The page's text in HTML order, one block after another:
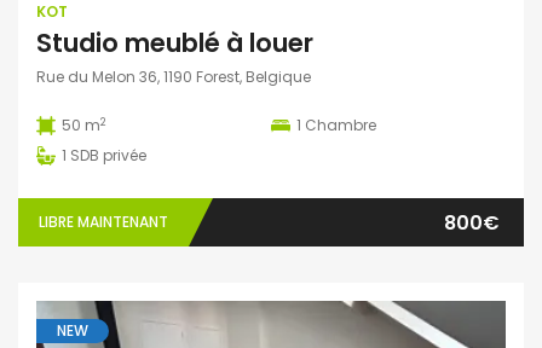
KOT
Studio meublé à louer
Rue du Melon 36, 1190 Forest, Belgique
50 m2 1 Chambre
1 SDB privée
LIBRE MAINTENANT 800€
NEW